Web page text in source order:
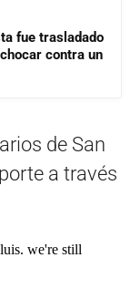
fue trasladado
contra un
de San
a través
we're still